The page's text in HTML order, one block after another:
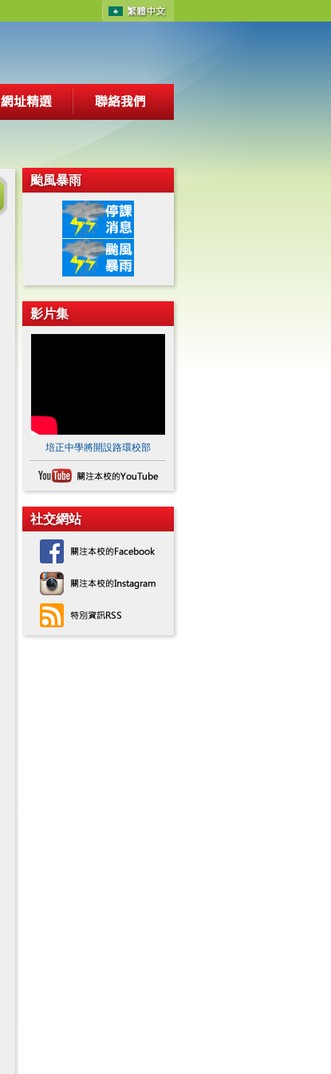
颱風暴雨
影片集
培正中學將開設路環校部
社交網站